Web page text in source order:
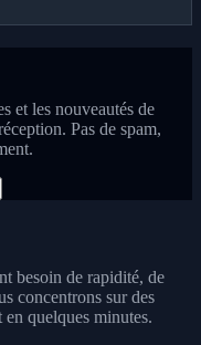
et les nouveautés de
Pas de spam,
besoin de rapidité, de
concentrons sur des
quelques minutes.